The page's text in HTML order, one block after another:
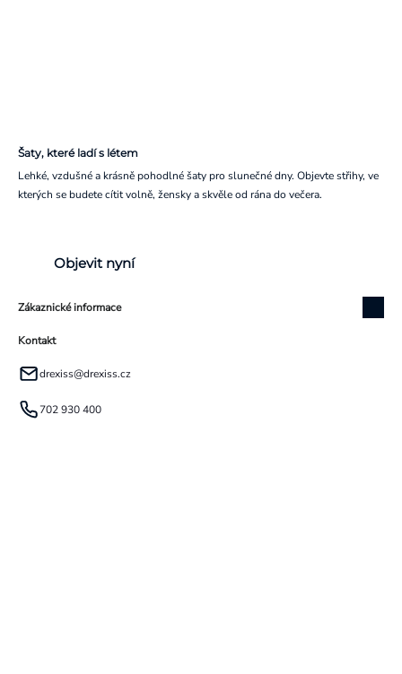
Šaty, které ladí s létem
Lehké, vzdušné a krásně pohodlné šaty pro slunečné dny. Objevte střihy, ve
kterých se budete cítit volně, žensky a skvěle od rána do večera.
Objevit nyní
Zákaznické informace
Kontakt
drexiss@drexiss.cz
702 930 400